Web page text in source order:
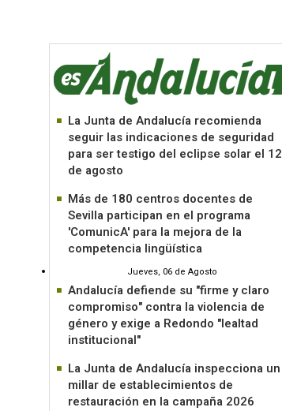
La Junta de Andalucía recomienda
seguir las indicaciones de seguridad
para ser testigo del eclipse solar el 12
de agosto
Más de 180 centros docentes de
Sevilla participan en el programa
'ComunicA' para la mejora de la
competencia lingüística
Jueves, 06 de Agosto
Andalucía defiende su "firme y claro
compromiso" contra la violencia de
género y exige a Redondo "lealtad
institucional"
La Junta de Andalucía inspecciona un
millar de establecimientos de
restauración en la campaña 2026